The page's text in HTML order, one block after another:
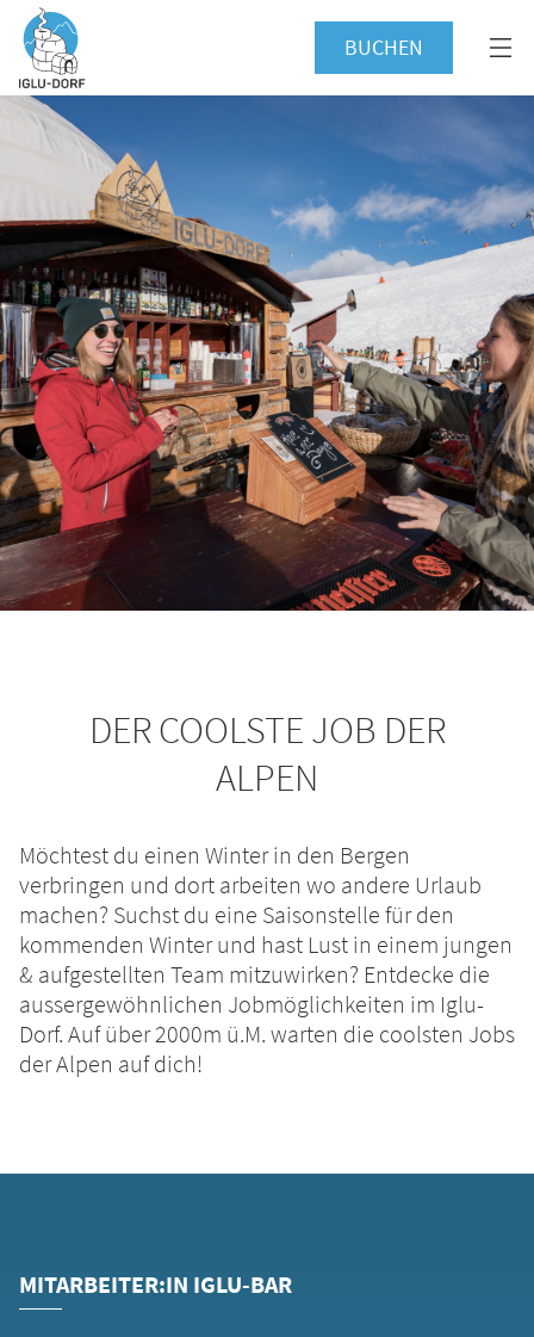
BUCHEN
DER COOLSTE JOB DER
ALPEN
Möchtest du einen Winter in den Bergen
verbringen und dort arbeiten wo andere Urlaub
machen? Suchst du eine Saisonstelle für den
kommenden Winter und hast Lust in einem jungen
& aufgestellten Team mitzuwirken? Entdecke die
aussergewöhnlichen Jobmöglichkeiten im Iglu-
Dorf. Auf über 2000m ü.M. warten die coolsten Jobs
der Alpen auf dich!
MITARBEITER:IN IGLU-BAR